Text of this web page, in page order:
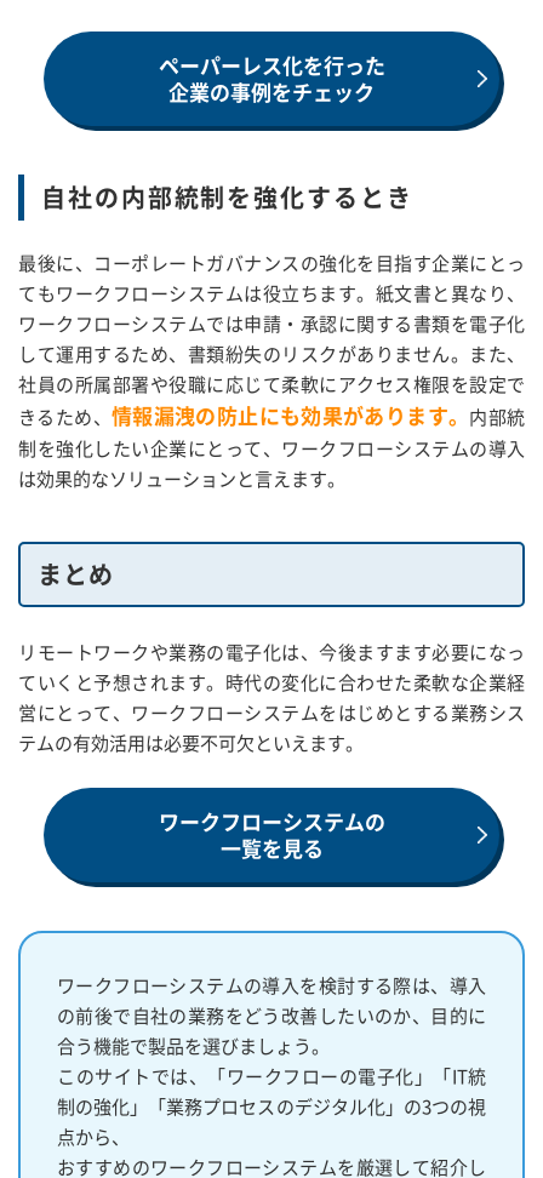
ペーパーレス化を行った
企業の事例をチェック
自社の内部統制を強化するとき
最後に、コーポレートガバナンスの強化を目指す企業にとっ
てもワークフローシステムは役立ちます。紙文書と異なり、
ワークフローシステムでは申請・承認に関する書類を電子化
して運用するため、書類紛失のリスクがありません。また、
社員の所属部署や役職に応じて柔軟にアクセス権限を設定で
きるため、 情報漏洩の防止にも効果があります。 内部統
制を強化したい企業にとって、ワークフローシステムの導入
は効果的なソリューションと言えます。
まとめ
リモートワークや業務の電子化は、今後ますます必要になっ
ていくと予想されます。時代の変化に合わせた柔軟な企業経
営にとって、ワークフローシステムをはじめとする業務シス
テムの有効活用は必要不可欠といえます。
ワークフローシステムの
一覧を見る
ワークフローシステムの導入を検討する際は、導入
の前後で自社の業務をどう改善したいのか、目的に
合う機能で製品を選びましょう。
このサイトでは、「ワークフローの電子化」「IT統
制の強化」「業務プロセスのデジタル化」の3つの視
点から、
おすすめのワークフローシステムを厳選して紹介し